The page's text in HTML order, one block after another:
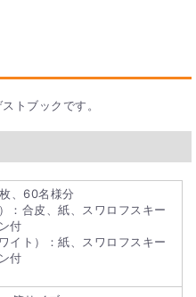
トブックです。
、60名様分
：合皮、紙、スワロフスキー
付
イト）：紙、スワロフスキー
付